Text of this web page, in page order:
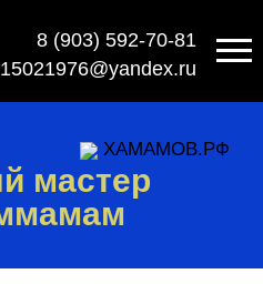
8 (903) 592-70-81
ХАМАМОВ.РФ
мастер